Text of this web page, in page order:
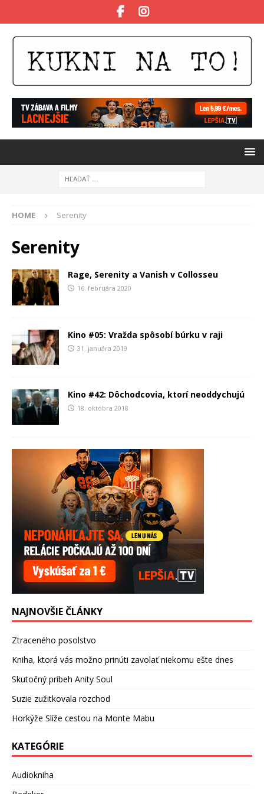
HOME Serenity
Serenity
Rage, Serenity a Vanish v Collosseu
16. februára 2020
Kino #05: Vražda spôsobí búrku v raji
31. januára 2019
Kino #42: Dôchodcovia, ktorí neoddychujú
18. októbra 2018
NAJNOVŠIE ČLÁNKY
Ztraceného posolstvo
Kniha, ktorá vás možno prinúti zavolať niekomu ešte dnes
Skutočný príbeh Anity Soul
Suzie zužitkovala rozchod
Horkýže Slíže cestou na Monte Mabu
KATEGÓRIE
Audiokniha